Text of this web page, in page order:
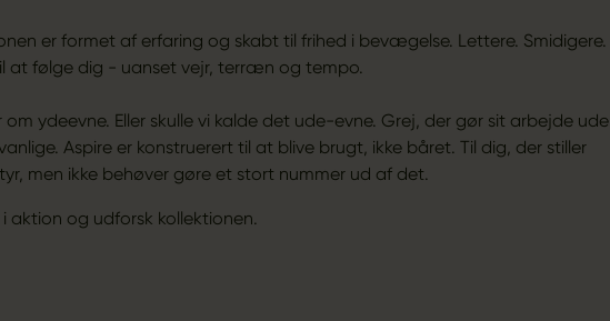
er formet af erfaring og skabt til frihed i bevægelse. Lettere. Smidigere.
at følge dig - uanset vejr, terræn og tempo.
om ydeevne. Eller skulle vi kalde det ude-evne. Grej, der gør sit arbejde ude
Aspire er konstruerert til at blive brugt, ikke båret. Til dig, der stiller
men ikke behøver gøre et stort nummer ud af det.
i aktion og udforsk kollektionen.